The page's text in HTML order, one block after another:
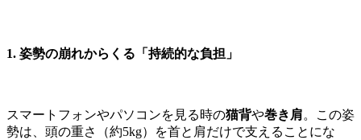
1. 姿勢の崩れからくる「持続的な負担」
スマートフォンやパソコンを見る時の猫背や巻き肩。この姿
勢は、頭の重さ（約5kg）を首と肩だけで支えることにな